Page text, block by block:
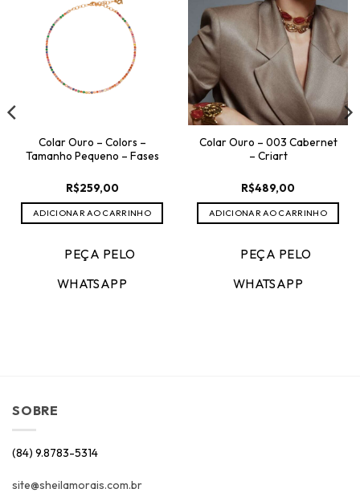
Colar Ouro – Colors –
Tamanho Pequeno – Fases
R$259,00
ADICIONAR AO CARRINHO
PEÇA PELO
WHATSAPP
Colar Ouro – 003 Cabernet
– Criart
R$489,00
ADICIONAR AO CARRINHO
PEÇA PELO
WHATSAPP
SOBRE
(84) 9.8783-5314
site@sheilamorais.com.br